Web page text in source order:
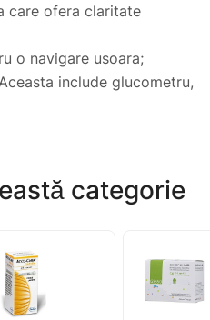
care ofera claritate
o navigare usoara;
include glucometru,
categorie